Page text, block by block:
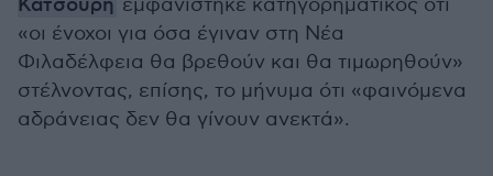
Κατσουρή εμφανίστηκε κατηγορηματικός ότι
«οι ένοχοι για όσα έγιναν στη Νέα
Φιλαδέλφεια θα βρεθούν και θα τιμωρηθούν»
στέλνοντας, επίσης, το μήνυμα ότι «φαινόμενα
αδράνειας δεν θα γίνουν ανεκτά».